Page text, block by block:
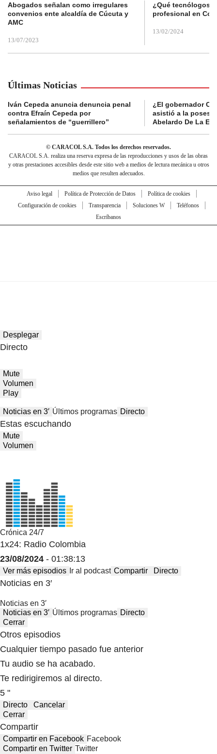
Abogados señalan como irregulares
convenios ente alcaldía de Cúcuta y
AMC
13/07/2023
¿Qué tecnólogos
profesional en
13/02/2024
Últimas Noticias
Iván Cepeda anuncia denuncia penal
contra Efraín Cepeda por
señalamientos de “guerrillero”
¿El gobernador
asistió a la
Abelardo De La
© CARACOL S.A. Todos los derechos reservados.
CARACOL S.A. realiza una reserva expresa de las reproducciones y usos de las obras
y otras prestaciones accesibles desde este sitio web a medios de lectura mecánica u otros
medios que resulten adecuados.
Aviso legal Política de Protección de Datos
Política de cookies
Configuración de cookies
Transparencia Soluciones W
Teléfonos
Escríbanos
Desplegar
Directo
Mute
Volumen
Play
Noticias en 3′ Últimos programas Directo
Estas escuchando
Mute
Volumen
Crónica 24/7
1x24: Radio Colombia
23/08/2024 - 01:38:13
Ver más episodios Ir al podcast Compartir Directo
Noticias en 3′
Noticias en 3′
Noticias en 3′ Últimos programas Directo
Cerrar
Otros episodios
Cualquier tiempo pasado fue anterior
Tu audio se ha acabado.
Te redirigiremos al directo.
5 "
Directo
Cancelar
Cerrar
Compartir
Compartir en Facebook Facebook
Compartir en Twitter Twitter